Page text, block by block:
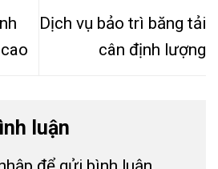
Dịch vụ bảo trì băng tải
cân định lượng
luận